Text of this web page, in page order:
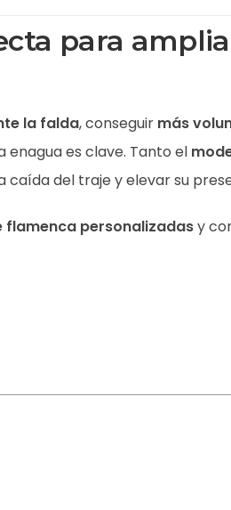
para
la falda, conseguir más
es clave. Tanto el
caída del traje y elevar su
flamenca personalizadasy